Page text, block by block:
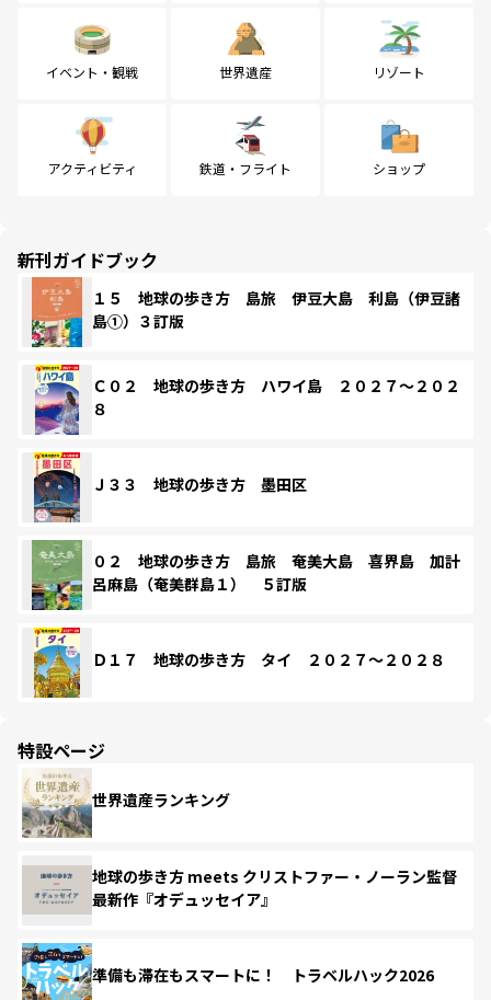
イベント・観戦 世界遺産 リゾート
アクティビティ 鉄道・フライト ショップ
新刊ガイドブック
１５ 地球の歩き方 島旅 伊豆大島 利島（伊豆諸
島①）３訂版
Ｃ０２ 地球の歩き方 ハワイ島 ２０２７～２０２
８
Ｊ３３ 地球の歩き方 墨田区
０２ 地球の歩き方 島旅 奄美大島 喜界島 加計
呂麻島（奄美群島１） ５訂版
Ｄ１７ 地球の歩き方 タイ ２０２７～２０２８
特設ページ
世界遺産ランキング
地球の歩き方 meets クリストファー・ノーラン監督
最新作『オデュッセイア』
準備も滞在もスマートに！ トラベルハック2026